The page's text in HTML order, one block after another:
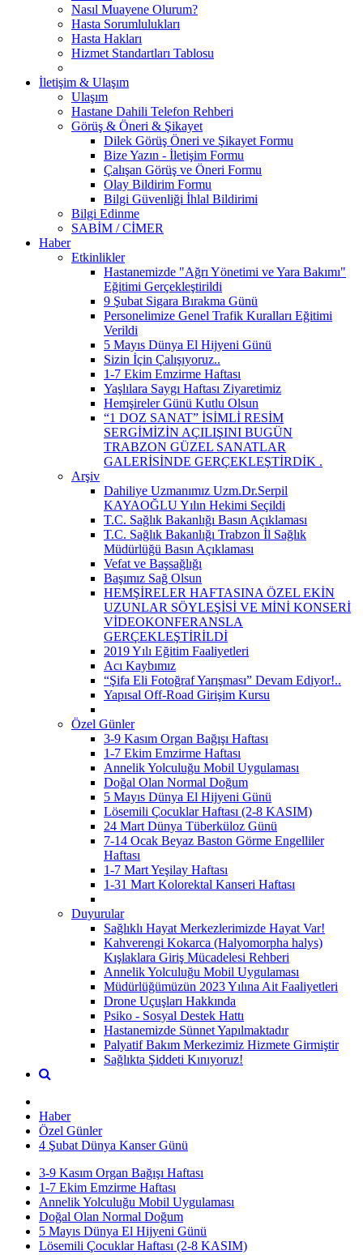
Nasıl Muayene Olurum?
Hasta Sorumlulukları
Hasta Hakları
Hizmet Standartları Tablosu
İletişim & Ulaşım
Ulaşım
Hastane Dahili Telefon Rehberi
Görüş & Öneri & Şikayet
Dilek Görüş Öneri ve Şikayet Formu
Bize Yazın - İletişim Formu
Çalışan Görüş ve Öneri Formu
Olay Bildirim Formu
Bilgi Güvenliği İhlal Bildirimi
Bilgi Edinme
SABİM / CİMER
Haber
Etkinlikler
Hastanemizde "Ağrı Yönetimi ve Yara Bakımı"
Eğitimi Gerçekleştirildi
9 Şubat Sigara Bırakma Günü
Personelimize Genel Trafik Kuralları Eğitimi
Verildi
5 Mayıs Dünya El Hijyeni Günü
Sizin İçin Çalışıyoruz..
1-7 Ekim Emzirme Haftası
Yaşlılara Saygı Haftası Ziyaretimiz
Hemşireler Günü Kutlu Olsun
“1 DOZ SANAT” İSİMLİ RESİM
SERGİMİZİN AÇILIŞINI BUGÜN
TRABZON GÜZEL SANATLAR
GALERİSİNDE GERÇEKLEŞTİRDİK ​.
Arşiv
Dahiliye Uzmanımız Uzm.Dr.Serpil
KAYAOĞLU Yılın Hekimi Seçildi
T.C. Sağlık Bakanlığı Basın Açıklaması
T.C. Sağlık Bakanlığı Trabzon İl Sağlık
Müdürlüğü Basın Açıklaması
Vefat ve Başsağlığı
Başımız Sağ Olsun
HEMŞİRELER HAFTASINA ÖZEL EKİN
UZUNLAR SÖYLEŞİSİ VE MİNİ KONSERİ
VİDEOKONFERANSLA
GERÇEKLEŞTİRİLDİ
2019 Yılı Eğitim Faaliyetleri
Acı Kaybımız
“Şifa Eli Fotoğraf Yarışması” Devam Ediyor!..
Yapısal Off-Road Girişim Kursu
Özel Günler
3-9 Kasım Organ Bağışı Haftası
1-7 Ekim Emzirme Haftası
Annelik Yolculuğu Mobil Uygulaması
Doğal Olan Normal Doğum
5 Mayıs Dünya El Hijyeni Günü
Lösemili Çocuklar Haftası (2-8 KASIM)
24 Mart Dünya Tüberküloz Günü
7-14 Ocak Beyaz Baston Görme Engelliler
Haftası
1-7 Mart Yeşilay Haftası
1-31 Mart Kolorektal Kanseri Haftası
Duyurular
Sağlıklı Hayat Merkezlerimizde Hayat Var!
Kahverengi Kokarca (Halyomorpha halys)
Kışlaklara Giriş Mücadelesi Rehberi
Annelik Yolculuğu Mobil Uygulaması
Müdürlüğümüzün 2023 Yılına Ait Faaliyetleri
Drone Uçuşları Hakkında
Psiko - Sosyal Destek Hattı
Hastanemizde Sünnet Yapılmaktadır
Palyatif Bakım Merkezimiz Hizmete Girmiştir
Sağlıkta Şiddeti Kınıyoruz!
Haber
Özel Günler
4 Şubat Dünya Kanser Günü
3-9 Kasım Organ Bağışı Haftası
1-7 Ekim Emzirme Haftası
Annelik Yolculuğu Mobil Uygulaması
Doğal Olan Normal Doğum
5 Mayıs Dünya El Hijyeni Günü
Lösemili Çocuklar Haftası (2-8 KASIM)